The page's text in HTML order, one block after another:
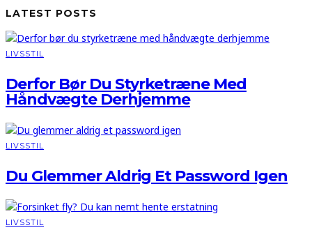
LATEST POSTS
LIVSSTIL
Derfor Bør Du Styrketræne Med
Håndvægte Derhjemme
LIVSSTIL
Du Glemmer Aldrig Et Password Igen
LIVSSTIL